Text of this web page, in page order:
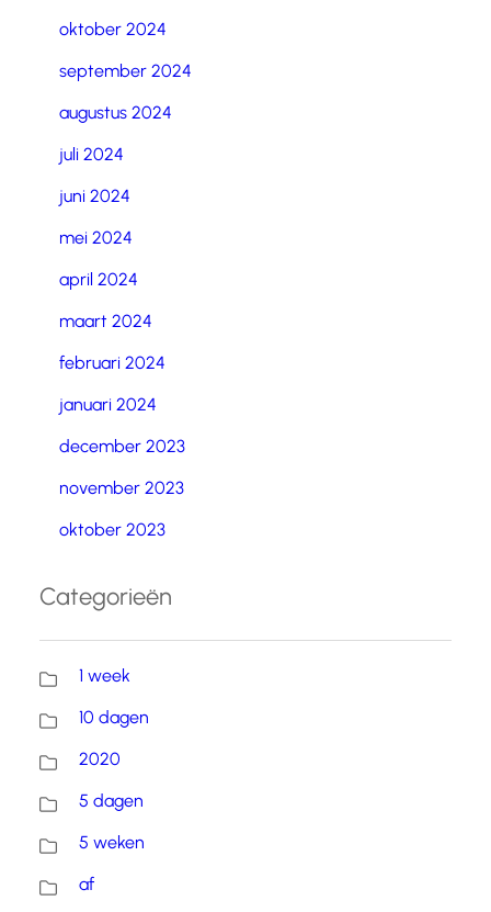
oktober 2024
september 2024
augustus 2024
juli 2024
juni 2024
mei 2024
april 2024
maart 2024
februari 2024
januari 2024
december 2023
november 2023
oktober 2023
Categorieën
1 week
10 dagen
2020
5 dagen
5 weken
af